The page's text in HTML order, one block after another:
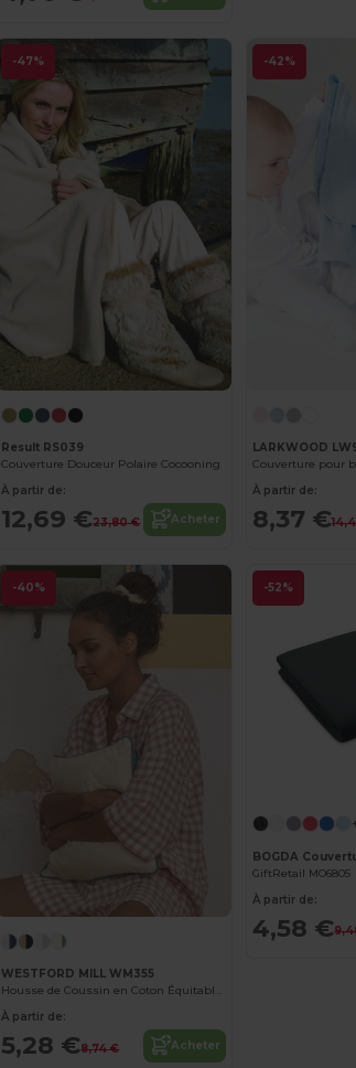
-47%
Result RS039
Couverture Douceur Polaire Cocooning
À partir de:
12,69 €23,80 € Acheter
-42%
LARKWOOD
Couverture pour
À partir de:
8,37 €
-40%
WESTFORD MILL WM355
Housse de Coussin en Coton Équitable avec Bordure
À partir de:
5,28 €8,74 € Acheter
-52%
GiftRetail MO6805
À partir de:
4,58 €